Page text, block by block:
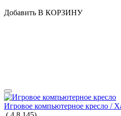
Добавить В КОРЗИНУ
Игровое компьютерное кресло /